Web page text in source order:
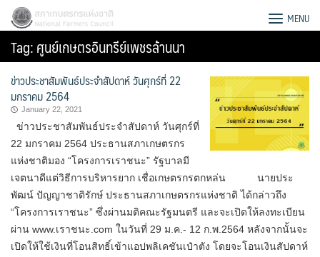
Skip
content
สภาเกษตรกรแห่งชาติ MENU
Tag:ศูนย์เกษตรอินทรีย์เพชรล้านนา
ข่าวประชาสัมพันธ์ประจำสัปดาห์ วันศุกร์ที่ 22
มกราคม 2564
January 22, 2021
ข่าวประชาสัมพันธ์ประจำสัปดาห์ วันศุกร์ที่
22 มกราคม 2564 ประธานสภาเกษตรกร
แห่งชาติมอง “โครงการเราชนะ” รัฐบาลมี
เจตนาดีแต่วิธีการบริหารยาก เชื่อเกษตรกรตกหล่น นายประ
พัฒน์ ปัญญาชาติรักษ์ ประธานสภาเกษตรกรแห่งชาติ ได้กล่าวถึง
“โครงการเราชนะ” ซึ่งผ่านมติคณะรัฐมนตรี และจะเปิดให้ลงทะเบียน
ผ่าน www.เราชนะ.com ในวันที่ 29 ม.ค.- 12 ก.พ.2564 หลังจากนั้นจะ
เปิดให้ใช้เงินที่โอนสิทธิ์เข้าแอปพลิเคชันเป๋าตัง โดยจะโอนเงินสัปดาห์